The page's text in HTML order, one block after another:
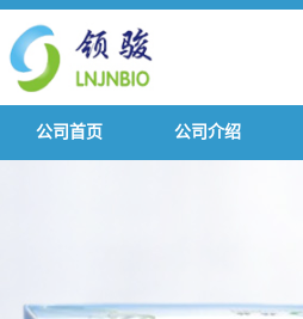
公司首页 公司介绍